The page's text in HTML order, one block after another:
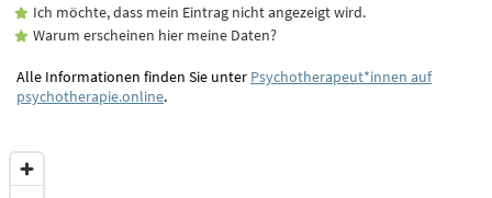
Ich möchte, dass mein Eintrag nicht angezeigt wird.
Warum erscheinen hier meine Daten?
Alle Informationen finden Sie unter Psychotherapeut*innen auf
psychotherapie.online.